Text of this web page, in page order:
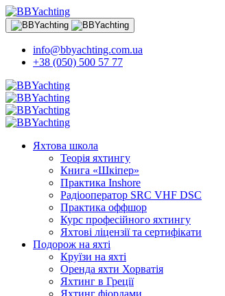
info@bbyachting.com.ua
+38 (050) 500 57 77
Яхтова школа
Теорія яхтингу
Книга «Шкіпер»
Практика Inshore
Радіооператор SRC VHF DSC
Практика оффшор
Курс професійного яхтингу
Яхтові ліцензії та сертифікати
Подорож на яхті
Круїзи на яхті
Оренда яхти Хорватія
Яхтинг в Греції
Яхтинг фіордами